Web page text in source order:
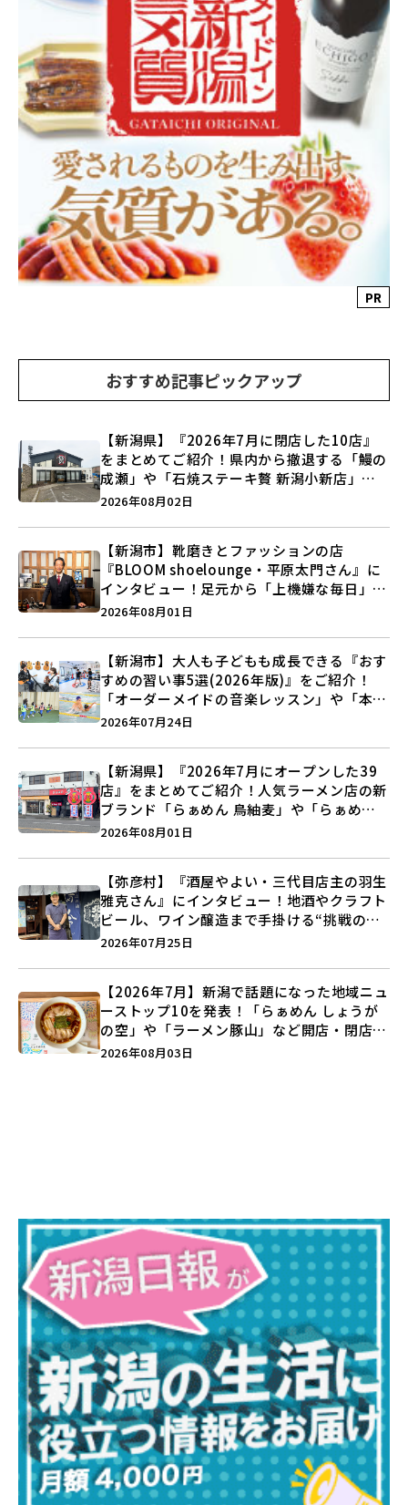
PR
おすすめ記事ピックアップ
【新潟県】『2026年7月に閉店した10店』
をまとめてご紹介！県内から撤退する「鰻の
成瀬」や「石焼ステーキ贅 新潟小新店」が
営業に幕…。
2026年08月02日
【新潟市】靴磨きとファッションの店
『BLOOM shoelounge・平原太門さん』に
インタビュー！足元から「上機嫌な毎日」を
つくる装いの提案とは？
2026年08月01日
【新潟市】大人も子どもも成長できる『おす
すめの習い事5選(2026年版)』をご紹介！
「オーダーメイドの音楽レッスン」や「本格
キックボクシング」で新しい自分を見つけよ
2026年07月24日
【新潟県】『2026年7月にオープンした39
店』をまとめてご紹介！人気ラーメン店の新
ブランド「らぁめん 鳥紬麦」や「らぁめん
しょうがの空」など盛りだくさん♪
2026年08月01日
【弥彦村】『酒屋やよい・三代目店主の羽生
雅克さん』にインタビュー！地酒やクラフト
ビール、ワイン醸造まで手掛ける“挑戦の歴
史”に迫る♪
2026年07月25日
【2026年7月】新潟で話題になった地域ニュ
ーストップ10を発表！「らぁめん しょうが
の空」や「ラーメン豚山」など開店・閉店の
注目記事をランキングでご紹介♪
2026年08月03日